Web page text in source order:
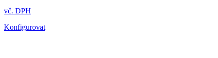
vč. DPH
Konfigurovat